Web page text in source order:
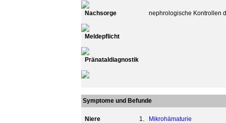
Nachsorge nephrologische Kontrollen
Meldepflicht
Pränataldiagnostik
Symptome und Befunde
Niere 1. Mikrohämaturie